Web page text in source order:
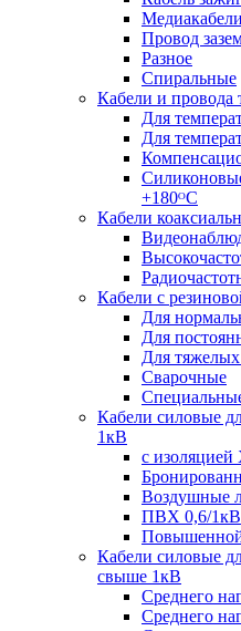
Медиакабели
Провод
Разное
Спиральные
Кабели и провода
Для
Для
+180ᴼС
Кабели
Кабели с
Для
Для
Для тяжелых
Сварочные
Кабели силовые
1кВ
c изоляцией
Воздушные
ПВХ 0,6/1кВ
Повышенной
Кабели силовые
свыше 1кВ
Среднего
Среднего